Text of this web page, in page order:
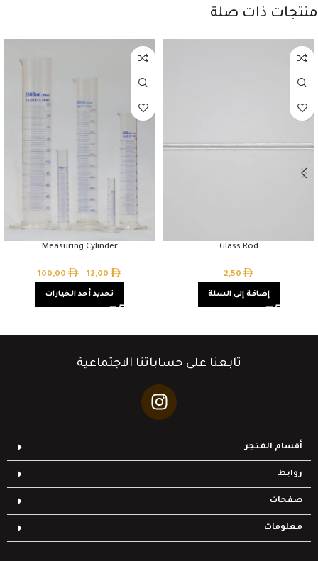
منتجات ذات صلة
Glass Rod
2,50
إضافة إلى السلة
Measuring Cylinder
12,00
–
100,00
تحديد أحد الخيارات
تابعنا على حساباتنا الاجتماعية
أقسام المتجر
روابط
صفحات
معلومات